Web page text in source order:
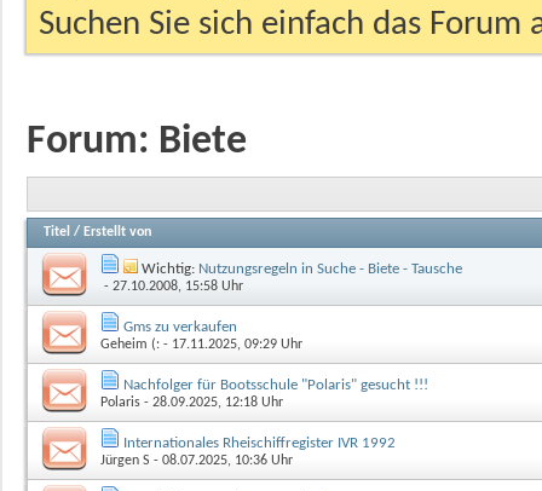
Suchen Sie sich einfach das
Forum: Biete
Titel / Erstellt von
Wichtig: Nutzungsregeln in Suche - Biete - Tausche
- 27.10.2008, 15:58 Uhr
Gms zu verkaufen
Geheim (: - 17.11.2025, 09:29 Uhr
Nachfolger für Bootsschule "Polaris" gesucht !!!
Polaris - 28.09.2025, 12:18 Uhr
Internationales Rheischiffregister IVR 1992
Jürgen S - 08.07.2025, 10:36 Uhr